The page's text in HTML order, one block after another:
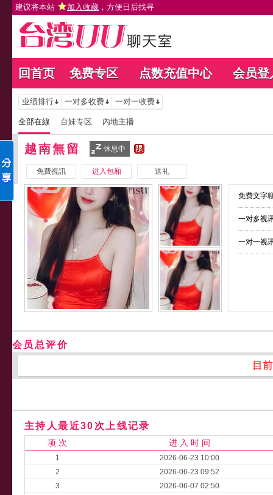
建议将本站 加入收藏 ，方便日后找寻
回首页 免费专区 点数充值中心 会员登
业绩排行 一对多收费 一对一收费
全部在線 台妹专区 內地主播
越南無留 休息中
免費視訊 进入包厢 送礼
免费文字
一对多视
一对一视
会员总评价
目
主持人最近30次上线记录
项 次 进 入 时 间
1
2026-06-23 10:00
2
2026-06-23 09:52
3
2026-06-07 02:50